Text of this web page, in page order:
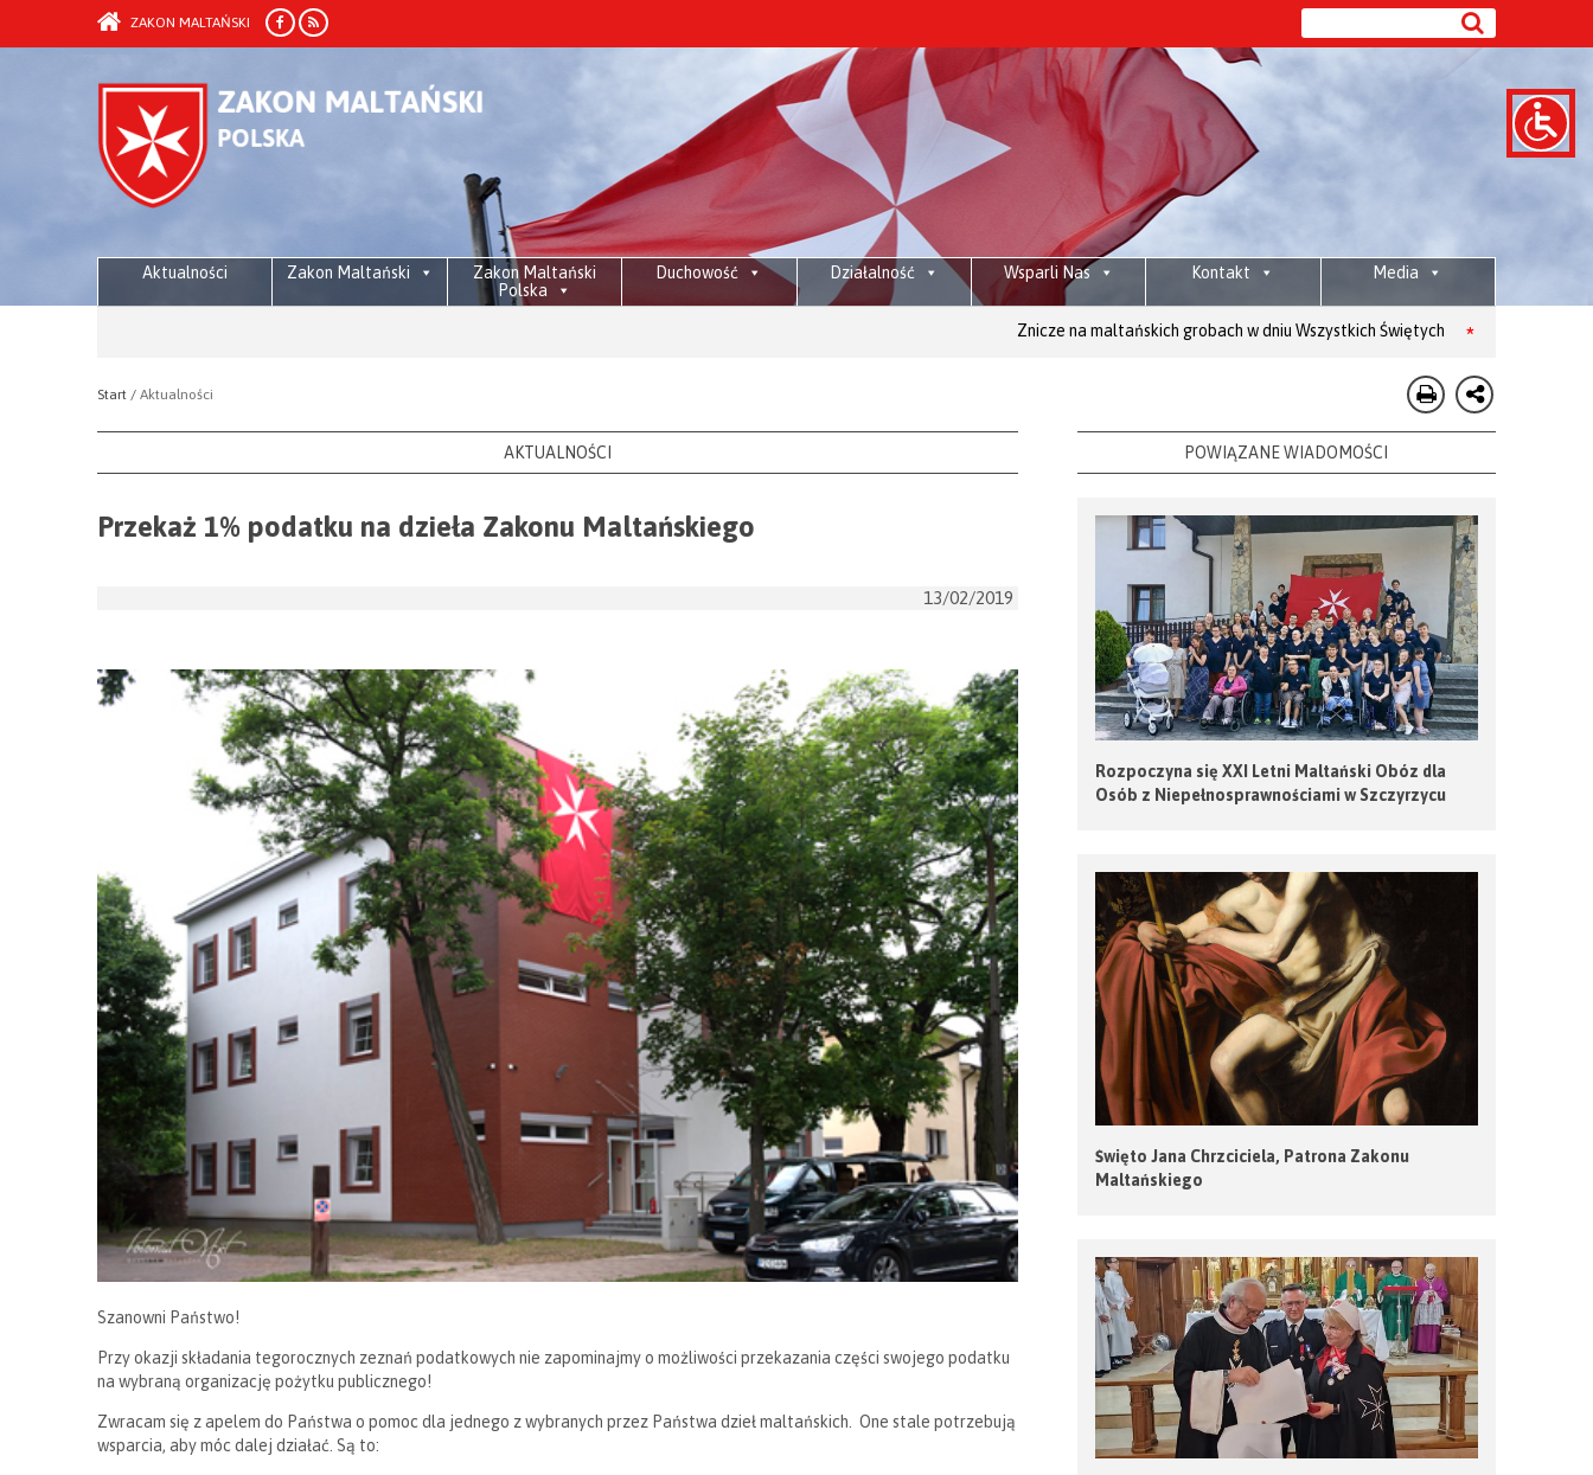
ZAKON MALTAŃSKI
Aktualności Zakon Maltański
Zakon Maltański
Polska
Duchowość Działalność Wsparli Nas Kontakt Media
Znicze na maltańskich grobach w dniu Wszystkich Świętych Wesprzyj: 80 1020 2892
Start / Aktualności
AKTUALNOŚCI
Przekaż 1% podatku na dzieła Zakonu Maltańskiego
13/02/2019
Szanowni Państwo!
Przy okazji składania tegorocznych zeznań podatkowych nie zapominajmy o możliwości przekazania części swojego podatku
na wybraną organizację pożytku publicznego!
Zwracam się z apelem do Państwa o pomoc dla jednego z wybranych przez Państwa dzieł maltańskich. One stale potrzebują
wsparcia, aby móc dalej działać. Są to:
POWIĄZANE WIADOMOŚCI
Rozpoczyna się XXI Letni Maltański Obóz dla
Osób z Niepełnosprawnościami w Szczyrzycu
Święto Jana Chrzciciela, Patrona Zakonu
Maltańskiego